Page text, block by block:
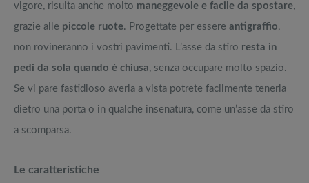
vigore, risulta anche molto maneggevole e facile da spostare,
grazie alle piccole ruote. Progettate per essere antigraffio,
non rovineranno i vostri pavimenti. L’asse da stiro resta in
pedi da sola quando è chiusa, senza occupare molto spazio.
Se vi pare fastidioso averla a vista potrete facilmente tenerla
dietro una porta o in qualche insenatura, come un’asse da stiro
a scomparsa.
Le caratteristiche